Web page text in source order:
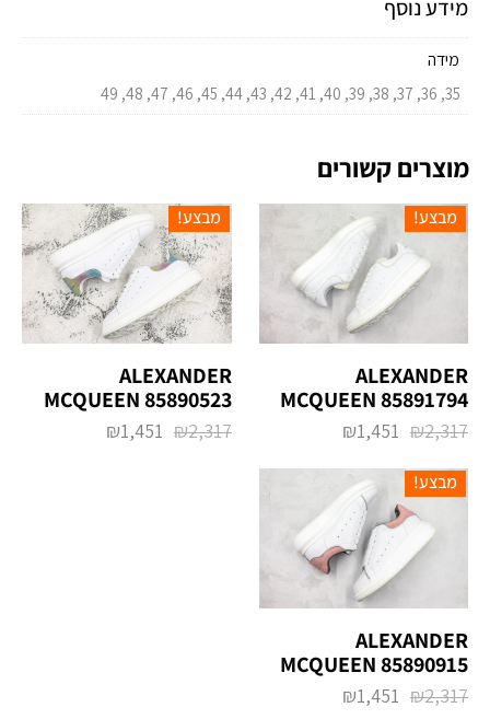
מידע נוסף
מידה
35, 36, 37, 38, 39, 40, 41, 42, 43, 44, 45, 46, 47, 48, 49
מוצרים קשורים
מבצע!
ALEXANDER
MCQUEEN 85891794
₪2,317
₪1,451
מבצע!
ALEXANDER
MCQUEEN 85890523
₪2,317
₪1,451
מבצע!
ALEXANDER
MCQUEEN 85890915
₪2,317
₪1,451